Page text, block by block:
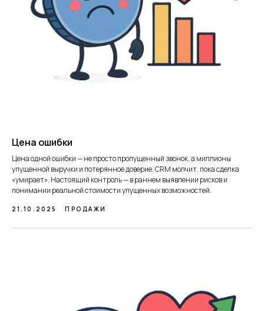
Цена ошибки
Цена одной ошибки — не просто пропущенный звонок, а миллионы
упущенной выручки и потерянное доверие. CRM молчит, пока сделка
«умирает». Настоящий контроль — в раннем выявлении рисков и
понимании реальной стоимости упущенных возможностей.
21.10.2025 ПРОДАЖИ